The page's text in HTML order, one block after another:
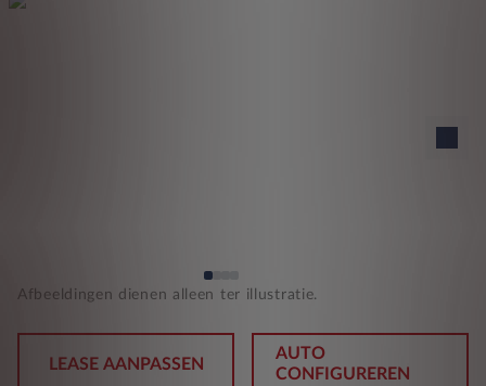
Afbeeldingen dienen alleen ter illustratie.
LEASE AANPASSEN
AUTO
CONFIGUREREN